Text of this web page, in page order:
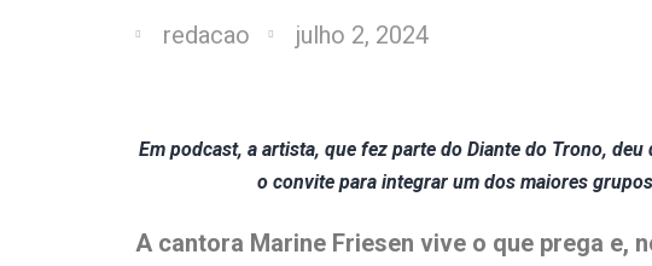
redacao julho 2, 2024
Em podcast, a artista, que fez parte do Diante do Trono,
o convite para integrar um dos maiores
A cantora Marine Friesen vive o que prega e,